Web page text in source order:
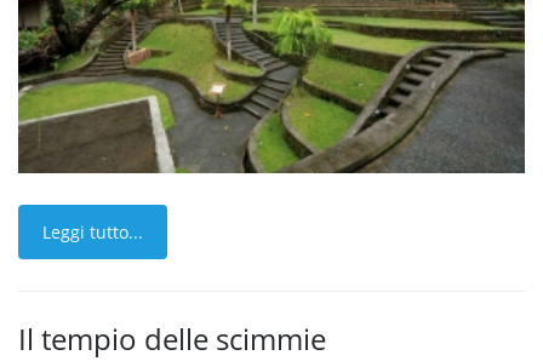
Leggi tutto...
Il tempio delle scimmie